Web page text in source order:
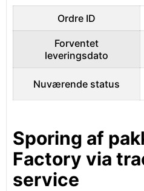
Ordre ID
Forventet
leveringsdato
Nuværende status
Sporing af
Factory via
service